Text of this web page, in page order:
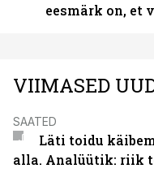
eesmärk on, et
VIIMASED
SAATED
Läti toidu
alla. Analüütik: riik